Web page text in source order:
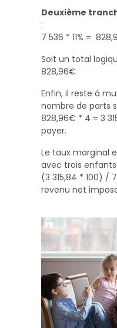
Deuxième
:
7 536 * 11% =
Soit un total
828,96€
Enfin, il reste à
nombre de parts
828,96€ * 4 = 3
payer.
Le taux marginal
avec trois
(3 315,84 * 100) /
revenu net